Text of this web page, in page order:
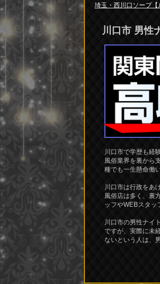
埼玉・西川口ソープ【
川口市 男性
川口市で学歴も経
風俗業界を裏から
種でも一生懸命働
川口市は行政をあ
風俗店は多く、裏
ッフやWEBスタッ
川口市の男性ナイ
ですが、実際に未
ないという人は、